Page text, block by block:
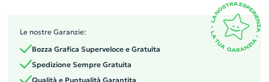
Le nostre Garanzie:
Bozza Grafica Superveloce e Gratuita
Spedizione Sempre Gratuita
Qualità e Puntualità Garantita